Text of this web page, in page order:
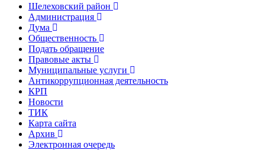
Шелеховский район
Администрация
Дума
Общественность
Подать обращение
Правовые акты
Муниципальные услуги
Антикоррупционная деятельность
КРП
Новости
ТИК
Карта сайта
Архив
Электронная очередь